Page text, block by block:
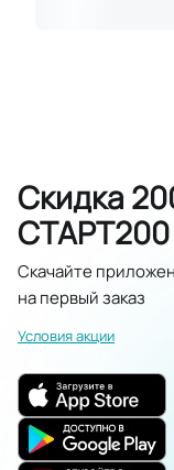
Скидка
СТАРТ200
Скачайте
на первый заказ
Условия акции